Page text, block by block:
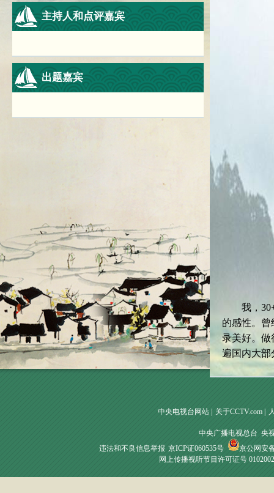
主持人和点评嘉宾
出题嘉宾
我，30+
的感性。
录美好。做
遍国内大部
中央电视台网站 关于CCTV.com
中央广播电视总台 央
违法和不良信息举报 京ICP证060535号
京公网安
网上传播视听节目许可证号